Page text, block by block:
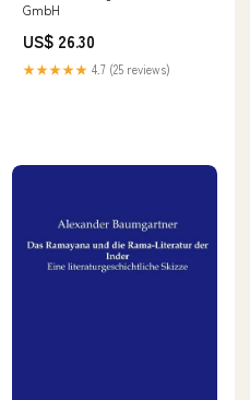
GmbH
US$ 26.30
★★★★★ 4.7 (25 reviews)